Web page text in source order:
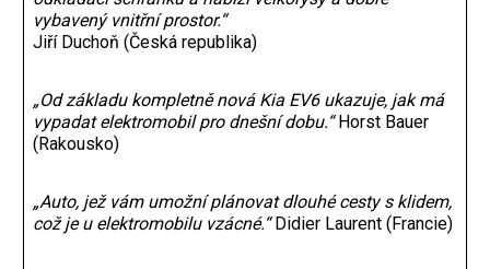
vybavený vnitřní prostor.“
Jiří Duchoň (Česká republika)
„Od základu kompletně nová Kia EV6 ukazuje, jak má
vypadat elektromobil pro dnešní dobu.“Horst Bauer
(Rakousko)
„Auto, jež vám umožní plánovat dlouhé cesty s klidem,
což je u elektromobilu vzácné.“Didier Laurent (Francie)